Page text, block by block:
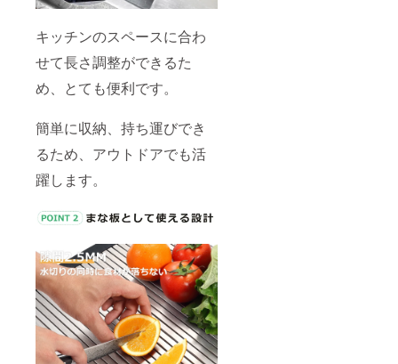
キッチンのスペースに合わ
せて長さ調整ができるた
め、とても便利です。
簡単に収納、持ち運びでき
るため、アウトドアでも活
躍します。